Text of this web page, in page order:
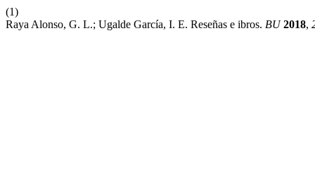
(1)
Raya Alonso, G. L.; Ugalde García, I. E. Reseñas e ibros. BU 2018,